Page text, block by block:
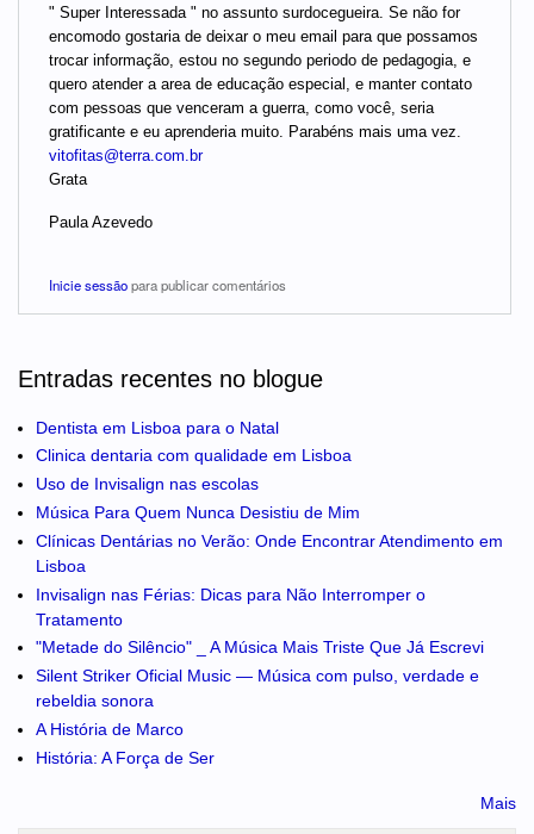
" Super Interessada " no assunto surdocegueira. Se não for
encomodo gostaria de deixar o meu email para que possamos
trocar informação, estou no segundo periodo de pedagogia, e
quero atender a area de educação especial, e manter contato
com pessoas que venceram a guerra, como você, seria
gratificante e eu aprenderia muito. Parabéns mais uma vez.
vitofitas@terra.com.br
Grata
Paula Azevedo
Inicie sessãopara publicar comentários
Entradas recentes no blogue
Dentista em Lisboa para o Natal
Clinica dentaria com qualidade em Lisboa
Uso de Invisalign nas escolas
Música Para Quem Nunca Desistiu de Mim
Clínicas Dentárias no Verão: Onde Encontrar Atendimento em
Lisboa
Invisalign nas Férias: Dicas para Não Interromper o
Tratamento
"Metade do Silêncio" _ A Música Mais Triste Que Já Escrevi
Silent Striker Oficial Music — Música com pulso, verdade e
rebeldia sonora
A História de Marco
História: A Força de Ser
Mais